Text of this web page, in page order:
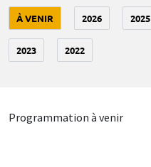
À VENIR 2026 2025
2023 2022
Programmation à venir